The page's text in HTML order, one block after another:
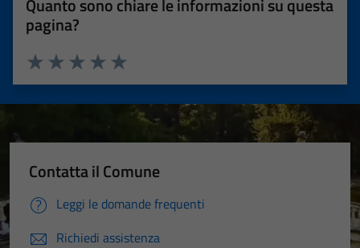
Quanto sono chiare le informazioni su questa
pagina?
Valuta 5 stelle su 5
Valuta 4 stelle su 5
Valuta 3 stelle su 5
Valuta 2 stelle su 5
Valuta 1 stelle su 5
Contatta il Comune
Leggi le domande frequenti
Richiedi assistenza